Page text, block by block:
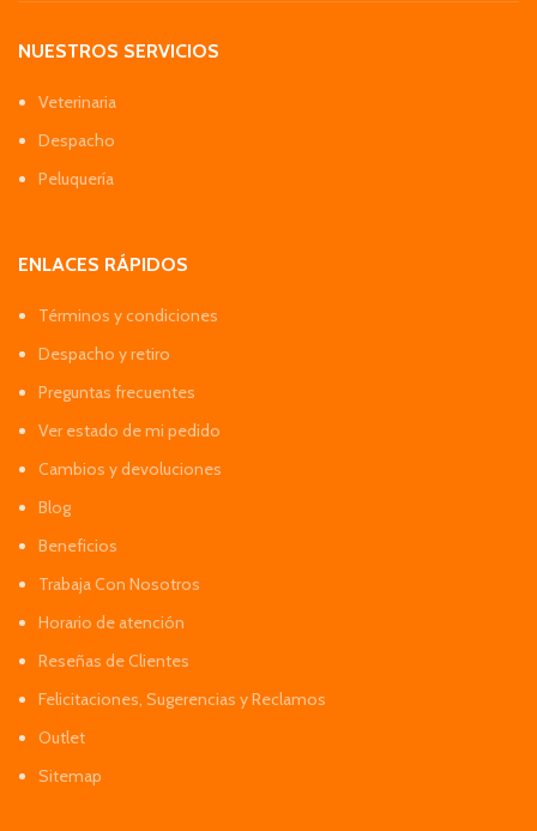
NUESTROS SERVICIOS
Veterinaria
Despacho
Peluquería
ENLACES RÁPIDOS
Términos y condiciones
Despacho y retiro
Preguntas frecuentes
Ver estado de mi pedido
Cambios y devoluciones
Blog
Beneficios
Trabaja Con Nosotros
Horario de atención
Reseñas de Clientes
Felicitaciones, Sugerencias y Reclamos
Outlet
Sitemap